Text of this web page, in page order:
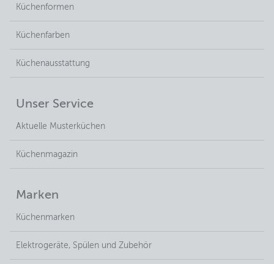
Küchenformen
Küchenfarben
Küchenausstattung
Unser Service
Aktuelle Musterküchen
Küchenmagazin
Marken
Küchenmarken
Elektrogeräte, Spülen und Zubehör